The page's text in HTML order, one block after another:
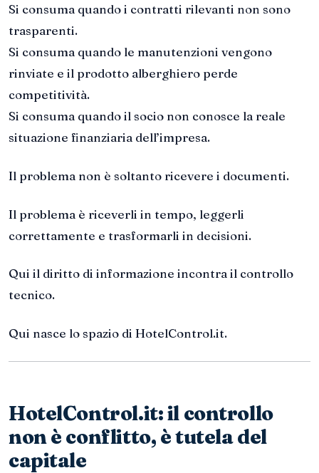
Si consuma quando i contratti rilevanti non sono
trasparenti.
Si consuma quando le manutenzioni vengono
rinviate e il prodotto alberghiero perde
competitività.
Si consuma quando il socio non conosce la reale
situazione finanziaria dell’impresa.
Il problema non è soltanto ricevere i documenti.
Il problema è riceverli in tempo, leggerli
correttamente e trasformarli in decisioni.
Qui il diritto di informazione incontra il controllo
tecnico.
Qui nasce lo spazio di HotelControl.it.
HotelControl.it: il controllo
non è conflitto, è tutela del
capitale